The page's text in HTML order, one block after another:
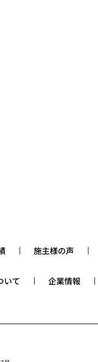
施主様の声
いて 企業情報